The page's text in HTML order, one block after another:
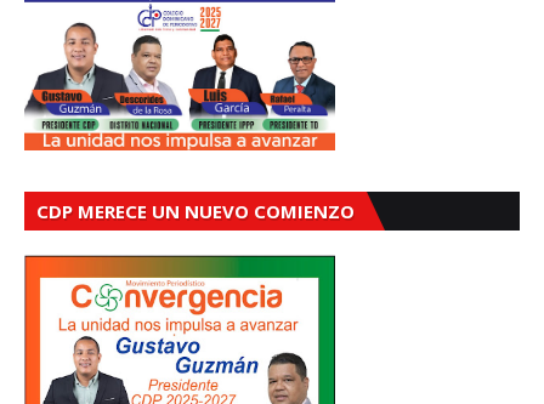
CDP MERECE UN NUEVO COMIENZO